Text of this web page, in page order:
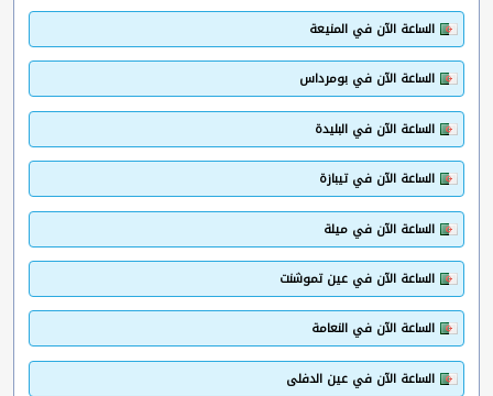
الساعة الآن في المنيعة
الساعة الآن في بومرداس
الساعة الآن في البليدة
الساعة الآن في تيبازة
الساعة الآن في ميلة
الساعة الآن في عين تموشنت
الساعة الآن في النعامة
الساعة الآن في عين الدفلى